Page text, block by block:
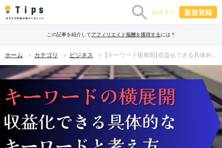
ログイン 新規登録
この記事を紹介してアフィリエイト報酬を獲得するには？
ホーム カテゴリ ビジネス 【キーワード横展開】収益化できる具体的なキーワードと考え方